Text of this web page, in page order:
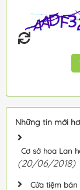
Những tin mới
Cơ sở hoa Lan
(20/06/2018)
Cửa tiệm bán